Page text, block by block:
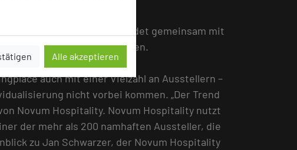
bestätigen Alle akzeptieren
World-Café-Format erkundet gemeinsam mit
inspirieren und anregen.
auch mit einer Vielzahl an Ausstellern –
nicht vorbei kommen. „Der Trend
Novum Hospitality. Novum Hospitality nutzt
der mehr als 200 namhaften Aussteller, die
zu Jan Schwarzer, der Novum Hospitality